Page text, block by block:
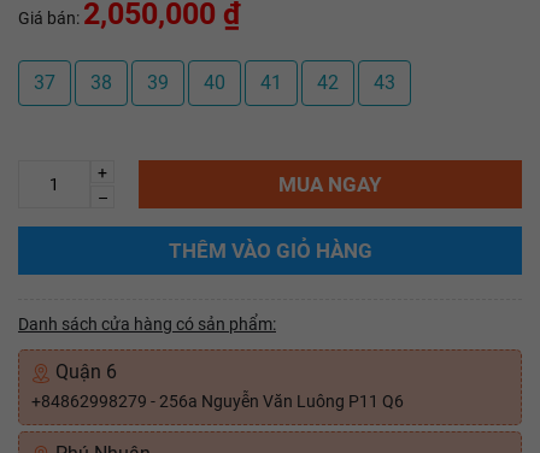
Giá bán: 2,050,000 ₫
37 38 39 40 41 42 43
+
–
MUA NGAY
THÊM VÀO GIỎ HÀNG
Danh sách cửa hàng có sản phẩm:
Quận 6
+84862998279 - 256a Nguyễn Văn Luông P11 Q6